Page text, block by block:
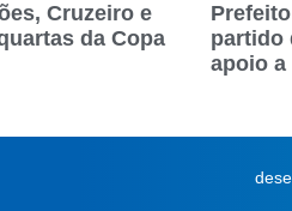
Cruzeiro e
da Copa
partido
apoio a